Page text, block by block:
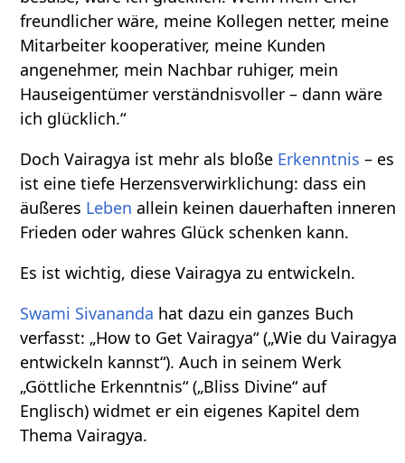
freundlicher wäre, meine Kollegen netter, meine
Mitarbeiter kooperativer, meine Kunden
angenehmer, mein Nachbar ruhiger, mein
Hauseigentümer verständnisvoller – dann wäre
ich glücklich.“
Doch Vairagya ist mehr als bloße Erkenntnis – es
ist eine tiefe Herzensverwirklichung: dass ein
äußeres Leben allein keinen dauerhaften inneren
Frieden oder wahres Glück schenken kann.
Es ist wichtig, diese Vairagya zu entwickeln.
Swami Sivananda hat dazu ein ganzes Buch
verfasst: „How to Get Vairagya“ („Wie du Vairagya
entwickeln kannst“). Auch in seinem Werk
„Göttliche Erkenntnis“ („Bliss Divine“ auf
Englisch) widmet er ein eigenes Kapitel dem
Thema Vairagya.